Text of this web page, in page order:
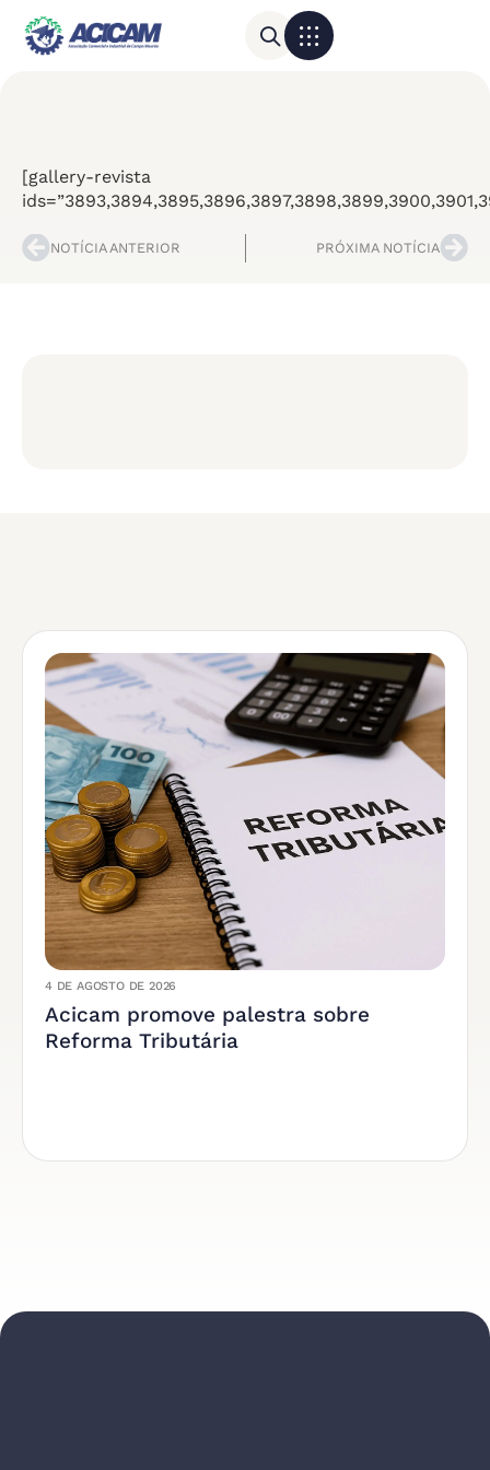
[gallery-revista
NOTÍCIA ANTERIOR PRÓXIMA NOTÍCIA
4 DE AGOSTO DE 2026
Acicam promove palestra sobre
Reforma Tributária